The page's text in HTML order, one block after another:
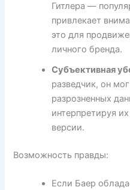
Гитлера —
привлекает
это для
личного бренда.
Субъективная
разведчик, он
разрозненных
интерпретируя
версии.
Возможность правды:
Если Баер